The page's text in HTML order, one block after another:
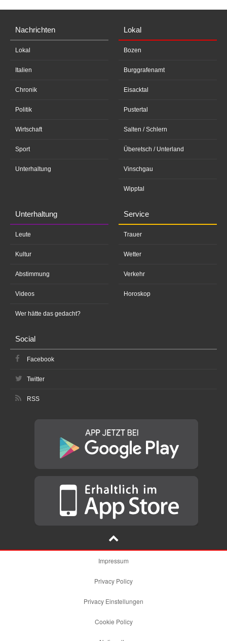
Nachrichten
Lokal
Italien
Chronik
Politik
Wirtschaft
Sport
Unterhaltung
Lokal
Bozen
Burggrafenamt
Eisacktal
Pustertal
Salten / Schlern
Überetsch / Unterland
Vinschgau
Wipptal
Unterhaltung
Leute
Kultur
Abstimmung
Videos
Wer hätte das gedacht?
Service
Trauer
Wetter
Verkehr
Horoskop
Social
Facebook
Twitter
RSS
Impressum
Privacy Policy
Privacy Einstellungen
Cookie Policy